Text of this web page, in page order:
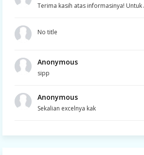
Terima kasih atas informasinya! Untuk
No title
Anonymous
sipp
Anonymous
Sekalian excelnya kak